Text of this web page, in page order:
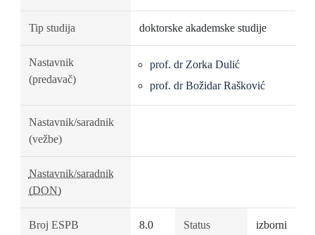
Tip studija doktorske akademske studije
Nastavnik
(predavač)
prof. dr Zorka Dulić
prof. dr Božidar Rašković
Nastavnik/saradnik
(vežbe)
Nastavnik/saradnik
(DON)
Broj ESPB 8.0
Status
izborni